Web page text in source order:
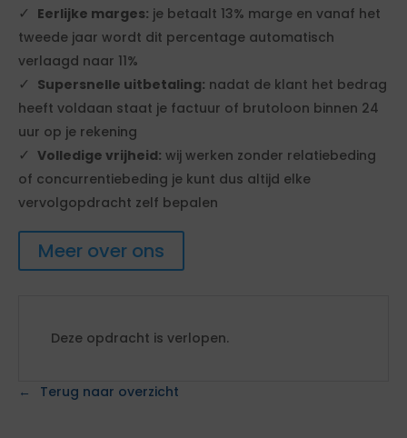
Eerlijke marges: je betaalt 13% marge en vanaf het
tweede jaar wordt dit percentage automatisch
verlaagd naar 11%
Supersnelle uitbetaling: nadat de klant het bedrag
heeft voldaan staat je factuur of brutoloon binnen 24
uur op je rekening
Volledige vrijheid: wij werken zonder relatiebeding
of concurrentiebeding je kunt dus altijd elke
vervolgopdracht zelf bepalen
Meer over ons
Deze opdracht is verlopen.
Terug naar overzicht